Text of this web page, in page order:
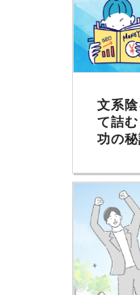
文系
て詰
功の秘